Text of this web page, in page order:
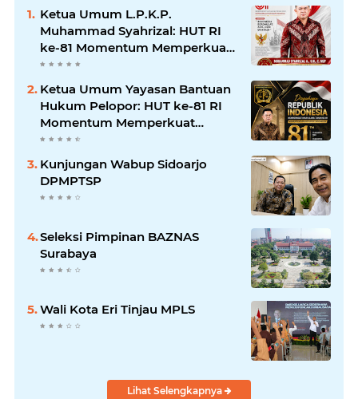
Ketua Umum L.P.K.P.
Muhammad Syahrizal: HUT RI
ke-81 Momentum Memperkuat
Persatuan dan Keadilan bagi
Ketua Umum Yayasan Bantuan
Hukum Pelopor: HUT ke-81 RI
Momentum Memperkuat
Keadilan, Persatuan, dan
Pengabdian kepada Masyarakat
Kunjungan Wabup Sidoarjo
DPMPTSP
Seleksi Pimpinan BAZNAS
Surabaya
Wali Kota Eri Tinjau MPLS
Lihat Selengkapnya